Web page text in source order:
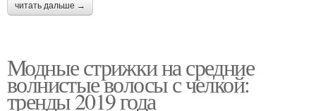
читать дальше →
Модные стрижки на средние
волнистые волосы с челкой:
тренды 2019 года